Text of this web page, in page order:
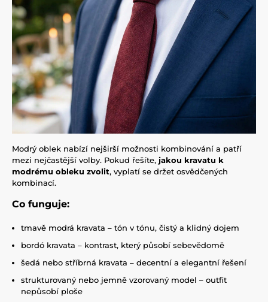
Modrý oblek nabízí nejširší možnosti kombinování a patří
mezi nejčastější volby. Pokud řešíte, jakou kravatu k
modrému obleku zvolit, vyplatí se držet osvědčených
kombinací.
Co funguje:
tmavě modrá kravata – tón v tónu, čistý a klidný dojem
bordó kravata – kontrast, který působí sebevědomě
šedá nebo stříbrná kravata – decentní a elegantní řešení
strukturovaný nebo jemně vzorovaný model – outfit
nepůsobí ploše